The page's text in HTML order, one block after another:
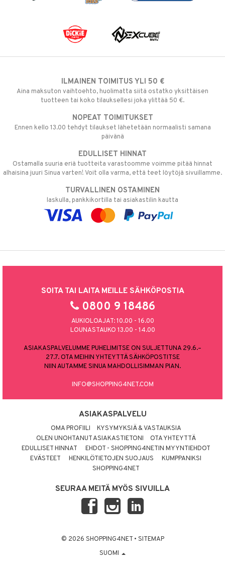
ILMAINEN TOIMITUS YLI 50 €
Aina maksuton vaihtoehto, huolimatta siitä ostatko yksittäisen
tuotteen tai koko tilauksellesi joka ylittää 50 €.
NOPEAT TOIMITUKSET
Ennen kello 13.00 tehdyt tilaukset lähetetään normaalisti samana
päivänä
EDULLISET HINNAT
Ostamalla suuria eriä tuotteita varastoomme voimme pitää hinnat
alhaisina juuri Sinua varten! Voit olla varma, että teet löytöjä sivuillamme.
TURVALLINEN OSTAMINEN
laskulla, pankkikortilla tai asiakastilin kautta
SOITA TAI LAITA MEILLE SÄHKÖPOSTIA
0800 9 18486
AUKIOLOAJAT: 10.00 - 16.00
LOUNASTAUKO 13.00 - 14.00
ASIAKASPALVELUMME PUHELIMITSE ON SULJETTUNA 29.6.–
27.7. OTA MEIHIN YHTEYTTÄ SÄHKÖPOSTITSE
NIIN AUTAMME SINUA MAHDOLLISIMMAN PIAN.
INFO@SHOPPING4NET.COM
ASIAKASPALVELU
OMA PROFIILI
KYSYMYKSIÄ & VASTAUKSIA
OLEN UNOHTANUT ASIAKASTIETONI
OTA YHTEYTTÄ
EDULLISET HINNAT
EHDOT - SHOPPING4NETIN MYYNTIEHDOT
EVÄSTEET
HENKILÖTIETOJEN SUOJAUS
KUMPPANIKSI
SHOPPING4NET
SEURAA MEITÄ MYÖS SIVUILLA
© 2026 SHOPPING4NET • SITEMAP
SUOMI